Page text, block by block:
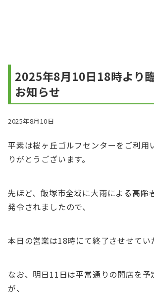
2025年8月10日18時より
お知らせ
2025年8月10日
平素は桜ヶ丘ゴルフセンターをご利用
りがとうございます。
先ほど、飯塚市全域に大雨による高齢
発令されましたので、
本日の営業は18時にて終了させせてい
なお、明日11日は平常通りの開店を予
が、